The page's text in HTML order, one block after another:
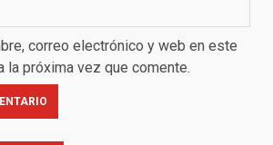
correo electrónico y web en este
la próxima vez que comente.